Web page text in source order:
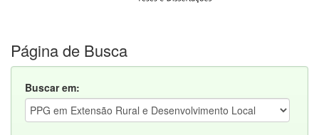
Página de Busca
Buscar em: